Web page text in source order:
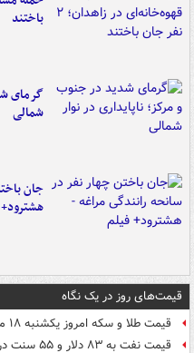
باختند
گرمای
شمالی
جان
قیمت‌های روز در یک نگاه
قیمت طلا و سکه امروز یکشنبه ۱۸ مرداد ۱۴۰۵
قیمت نفت به ۸۳ دلار و ۵۵ سنت در هر بشکه رسید